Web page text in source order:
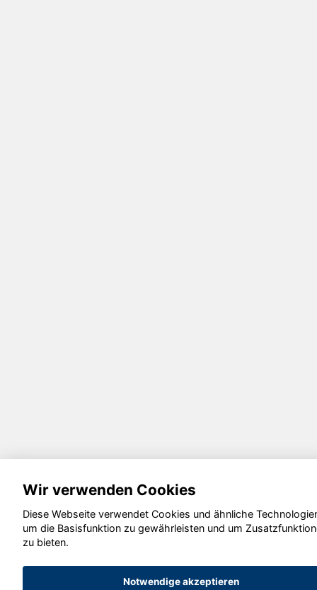
Wir verwenden Cookies
Diese Webseite verwendet Cookies und ähnliche
um die Basisfunktion zu gewährleisten und um
zu bieten.
Notwendige akzeptieren